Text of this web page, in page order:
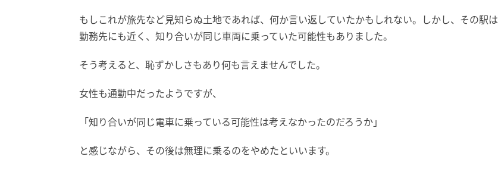
もしこれが旅先など見知らぬ土地であれば、何か言い返していたかもしれない。しかし、その駅は
勤務先にも近く、知り合いが同じ車両に乗っていた可能性もありました。
そう考えると、恥ずかしさもあり何も言えませんでした。
女性も通勤中だったようですが、
「知り合いが同じ電車に乗っている可能性は考えなかったのだろうか」
と感じながら、その後は無理に乗るのをやめたといいます。